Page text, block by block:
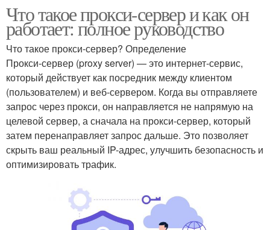
Что такое прокси-сервер и как он
работает: полное руководство
Что такое прокси-сервер? Определение
Прокси-сервер (proxy server) — это интернет-сервис,
который действует как посредник между клиентом
(пользователем) и веб-сервером. Когда вы отправляете
запрос через прокси, он направляется не напрямую на
целевой сервер, а сначала на прокси-сервер, который
затем перенаправляет запрос дальше. Это позволяет
скрыть ваш реальный IP-адрес, улучшить безопасность и
оптимизировать трафик.